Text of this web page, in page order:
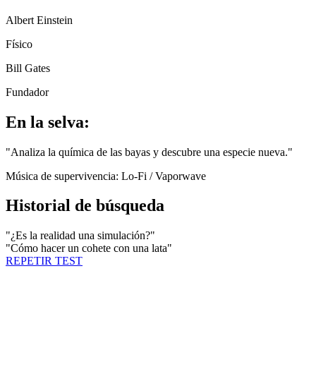
Albert Einstein
Físico
Bill Gates
Fundador
En la selva:
"Analiza la química de las bayas y descubre una especie nueva."
Música de supervivencia: Lo-Fi / Vaporwave
Historial de búsqueda
"¿Es la realidad una simulación?"
"Cómo hacer un cohete con una lata"
REPETIR TEST